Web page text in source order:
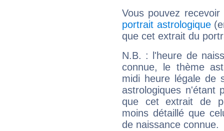
Vous pouvez
portrait astrologique
que cet extrait du
N.B. : l'heure de
connue, le thème
midi heure légale de
astrologiques n'étant
que cet extrait de
moins détaillé que
de naissance connue.